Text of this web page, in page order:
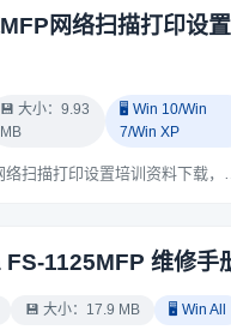
网络扫描打印设
💾 大小：9.93
MB
🖥️ Win 10/Win
7/Win XP
柯尼卡美能达MFP网络扫描打印设置培训资料下载，虽说
1125MFP 维修手
💾 大小：17.9 MB 🖥️ Win All